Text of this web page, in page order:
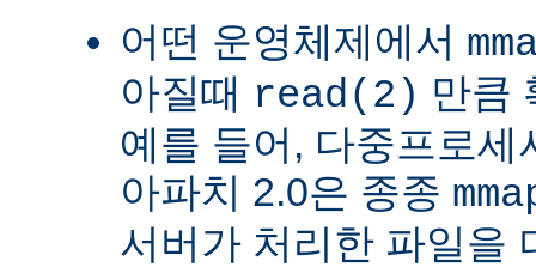
어떤 운영체제에서
아질때 read(2) 만큼
예를 들어, 다중프로
아파치 2.0은 종종
서버가 처리한 파일을